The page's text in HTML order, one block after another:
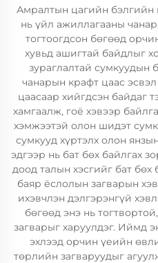
Амралтын цагийн бэлгийн
нь үйл ажиллагааны
тогтоогдсон бөгөөд
хувьд ашигтай байдлыг
зураглалтай сумкуудын
чанарын крафт цаас
цаасаар хийгдсэн байдаг
хамгаалж, гоё хэвээр
хэмжээтэй олон шидэт
сумкууд хүртэлх олон
эдгээр нь бат бөх байлгах
доод талын хэсгийг бат бөх
баяр ёслолын загварын
ихэвчлэн дэлгэрэнгүй
бөгөөд энэ нь
загварыг харуулдэг. Иймд
эхлээд орчин үеийн
төрлийн загваруудыг